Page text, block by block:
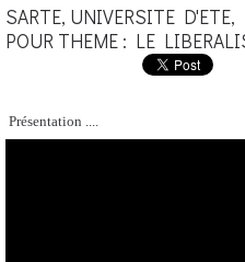
SARTE, UNIVERSITE D'ETE,
POUR THEME : LE
Présentation ....